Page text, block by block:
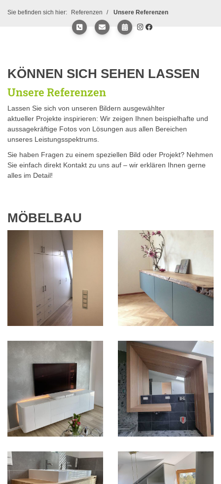
Sie befinden sich hier: Referenzen Unsere Referenzen
KÖNNEN SICH SEHEN LASSEN
Unsere Referenzen
Lassen Sie sich von unseren Bildern ausgewählter
aktueller Projekte inspirieren: Wir zeigen Ihnen beispielhafte und
aussagekräftige Fotos von Lösungen aus allen Bereichen
unseres Leistungsspektrums.
Sie haben Fragen zu einem speziellen Bild oder Projekt? Nehmen
Sie einfach direkt Kontakt zu uns auf – wir erklären Ihnen gerne
alles im Detail!
MÖBELBAU